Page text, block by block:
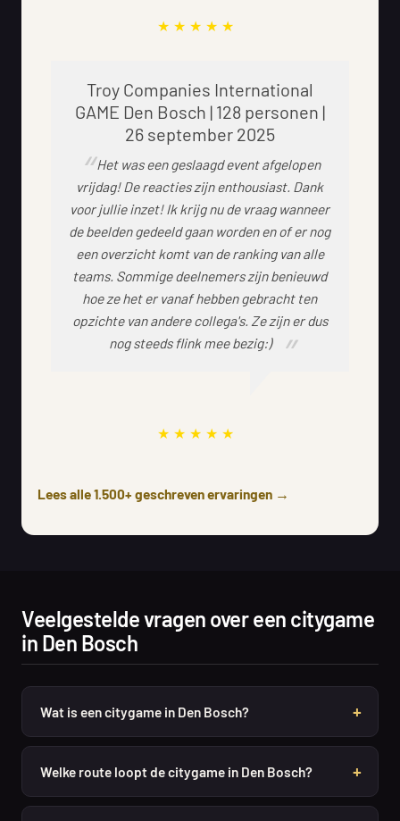
Troy Companies International
GAME Den Bosch | 128 personen |
26 september 2025
Het was een geslaagd event afgelopen
vrijdag! De reacties zijn enthousiast. Dank
voor jullie inzet! Ik krijg nu de vraag wanneer
de beelden gedeeld gaan worden en of er nog
een overzicht komt van de ranking van alle
teams. Sommige deelnemers zijn benieuwd
hoe ze het er vanaf hebben gebracht ten
opzichte van andere collega's. Ze zijn er dus
nog steeds flink mee bezig:)
Lees alle 1.500+ geschreven ervaringen →
Veelgestelde vragen over een citygame
in Den Bosch
Wat is een citygame in Den Bosch?
Welke route loopt de citygame in Den Bosch?